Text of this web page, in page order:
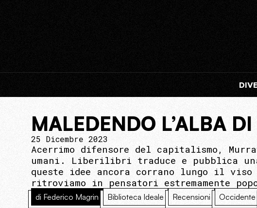
MALEDENDO L’ALBA
25 Dicembre 2023
Acerrimo difensore del capitalismo,
umani. Liberilibri traduce e pubblica
queste idee ancora corrano lungo il
ritroviamo in pensatori estremamente
di Federico Magrin Biblioteca Ideale Recensioni Occidente